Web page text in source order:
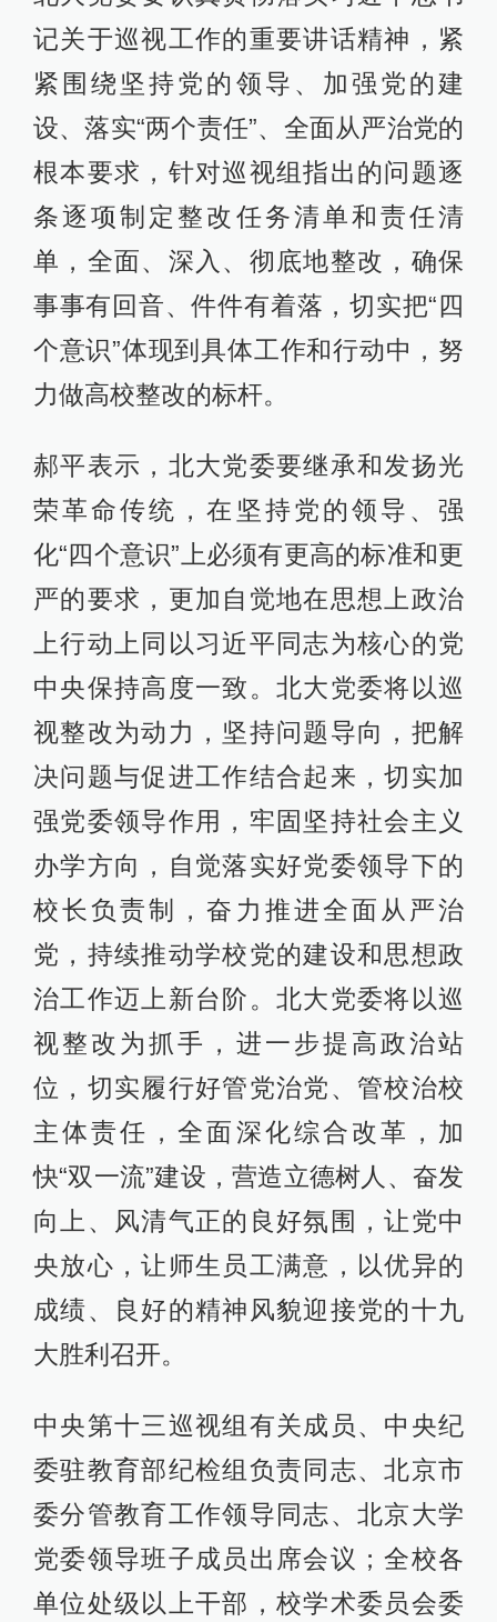
记关于巡视工作的重要讲话精神，紧
紧围绕坚持党的领导、加强党的建
设、落实“两个责任”、全面从严治党的
根本要求，针对巡视组指出的问题逐
条逐项制定整改任务清单和责任清
单，全面、深入、彻底地整改，确保
事事有回音、件件有着落，切实把“四
个意识”体现到具体工作和行动中，努
力做高校整改的标杆。
郝平表示，北大党委要继承和发扬光
荣革命传统，在坚持党的领导、强
化“四个意识”上必须有更高的标准和更
严的要求，更加自觉地在思想上政治
上行动上同以习近平同志为核心的党
中央保持高度一致。北大党委将以巡
视整改为动力，坚持问题导向，把解
决问题与促进工作结合起来，切实加
强党委领导作用，牢固坚持社会主义
办学方向，自觉落实好党委领导下的
校长负责制，奋力推进全面从严治
党，持续推动学校党的建设和思想政
治工作迈上新台阶。北大党委将以巡
视整改为抓手，进一步提高政治站
位，切实履行好管党治党、管校治校
主体责任，全面深化综合改革，加
快“双一流”建设，营造立德树人、奋发
向上、风清气正的良好氛围，让党中
央放心，让师生员工满意，以优异的
成绩、良好的精神风貌迎接党的十九
大胜利召开。
中央第十三巡视组有关成员、中央纪
委驻教育部纪检组负责同志、北京市
委分管教育工作领导同志、北京大学
党委领导班子成员出席会议；全校各
单位处级以上干部，校学术委员会委